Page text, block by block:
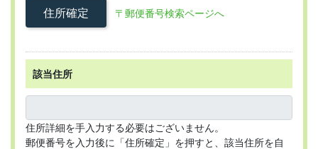
住所確定 〒郵便番号検索ページへ
該当住所
住所詳細を手入力する必要はございません。
郵便番号を入力後に「住所確定」を押すと、該当住所を自